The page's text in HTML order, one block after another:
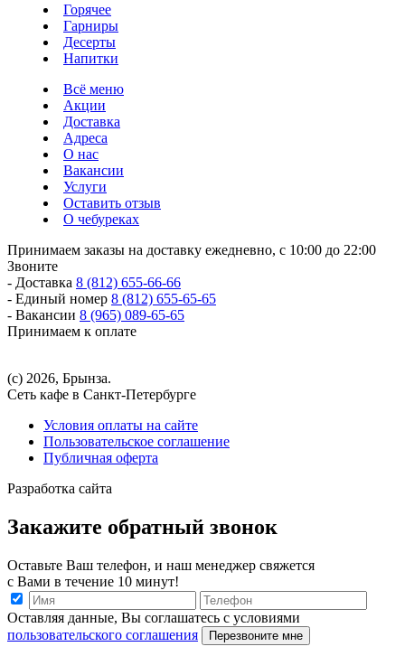
Горячее
Гарниры
Десерты
Напитки
Всё меню
Акции
Доставка
Адреса
О нас
Вакансии
Услуги
Оставить отзыв
О чебуреках
Принимаем заказы на доставку ежедневно, с 10:00 до 22:00
Звоните
- Доставка 8 (812) 655-66-66
- Единый номер 8 (812) 655-65-65
- Вакансии 8 (965) 089-65-65
Принимаем к оплате
(с) 2026, Брынза.
Сеть кафе в Санкт-Петербурге
Условия оплаты на сайте
Пользовательское соглашение
Публичная оферта
Разработка сайта
Закажите обратный звонок
Оставьте Ваш телефон, и наш менеджер свяжется
с Вами в течение 10 минут!
Оставляя данные, Вы соглашатесь с условиями
пользовательского соглашения
Перезвоните мне